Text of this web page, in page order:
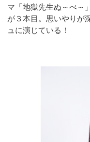
マ「地獄先生ぬ～べ～
が３本目。思いやりが
ュに演じている！